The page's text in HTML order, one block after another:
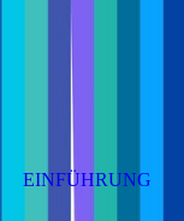
EINFÜHRUNG